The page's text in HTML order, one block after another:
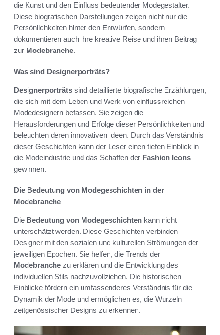
die Kunst und den Einfluss bedeutender Modegestalter.
Diese biografischen Darstellungen zeigen nicht nur die
Persönlichkeiten hinter den Entwürfen, sondern
dokumentieren auch ihre kreative Reise und ihren Beitrag
zur Modebranche.
Was sind Designerporträts?
Designerporträts sind detaillierte biografische Erzählungen,
die sich mit dem Leben und Werk von einflussreichen
Modedesignern befassen. Sie zeigen die
Herausforderungen und Erfolge dieser Persönlichkeiten und
beleuchten deren innovativen Ideen. Durch das Verständnis
dieser Geschichten kann der Leser einen tiefen Einblick in
die Modeindustrie und das Schaffen der Fashion Icons
gewinnen.
Die Bedeutung von Modegeschichten in der
Modebranche
Die Bedeutung von Modegeschichten kann nicht
unterschätzt werden. Diese Geschichten verbinden
Designer mit den sozialen und kulturellen Strömungen der
jeweiligen Epochen. Sie helfen, die Trends der
Modebranche zu erklären und die Entwicklung des
individuellen Stils nachzuvollziehen. Die historischen
Einblicke fördern ein umfassenderes Verständnis für die
Dynamik der Mode und ermöglichen es, die Wurzeln
zeitgenössischer Designs zu erkennen.